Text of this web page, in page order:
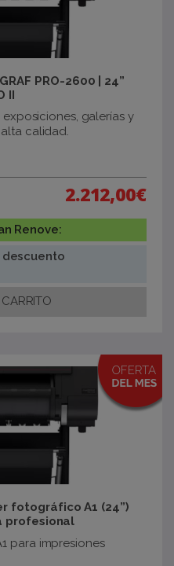
PRO-2600 | 24”
II
exposiciones, galerías y
calidad.
2.212,00€
Renove:
descuento
fotográfico A1 (24”)
profesional
para impresiones